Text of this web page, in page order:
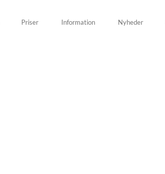
Priser Information Nyheder